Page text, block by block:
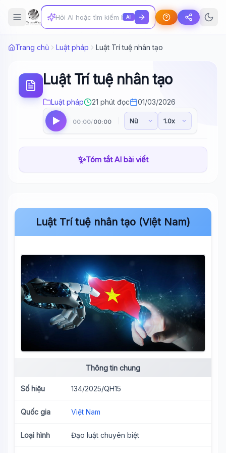
AI
Trang chủ Luật pháp Luật Trí tuệ nhân tạo
Luật Trí tuệ nhân tạo
Luật pháp 21 phút đọc 01/03/2026
00:00/ 00:00
✨Tóm tắt AI bài viết
Luật Trí tuệ nhân tạo (Việt Nam)
Thông tin chung
Số hiệu 134/2025/QH15
Quốc gia Việt Nam
Loại hình Đạo luật chuyên biệt